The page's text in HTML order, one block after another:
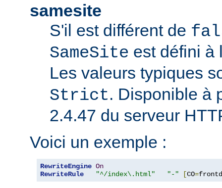
samesite
S'il est différent de
SameSite est défini à
Les valeurs typiques
Strict. Disponible à
2.4.47 du serveur
Voici un exemple :
RewriteEngine On
RewriteRule
"^/index\.html" "-" [CO=